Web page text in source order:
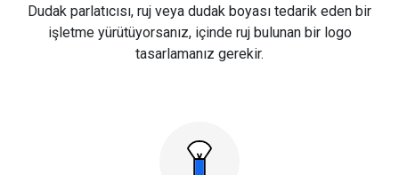
Dudak parlatıcısı, ruj veya dudak boyası tedarik eden bir
işletme yürütüyorsanız, içinde ruj bulunan bir logo
tasarlamanız gerekir.